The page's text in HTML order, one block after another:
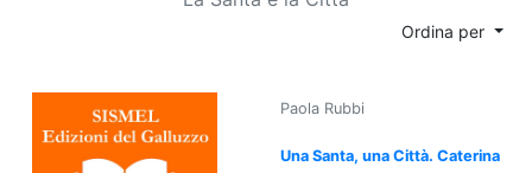
Ordina per
Paola Rubbi
Una Santa, una Città. Caterina